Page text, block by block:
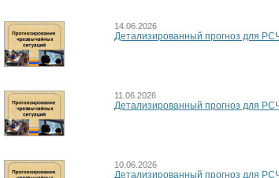
14.06.2026
Детализированный прогноз для
11.06.2026
Детализированный прогноз для
10.06.2026
Детализированный прогноз для